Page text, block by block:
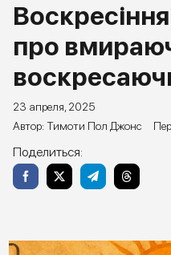
Статьи и заметки
Видео и подкасты
Задать вопрос
Donate
про
23 апреля, 2025
Тимоти Пол Джонс
Поделиться: